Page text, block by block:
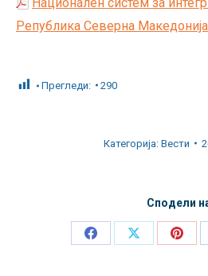
Република Северна Македонија
Прегледи: 290
Категорија: Вести
Сподели
Share
Share
Share